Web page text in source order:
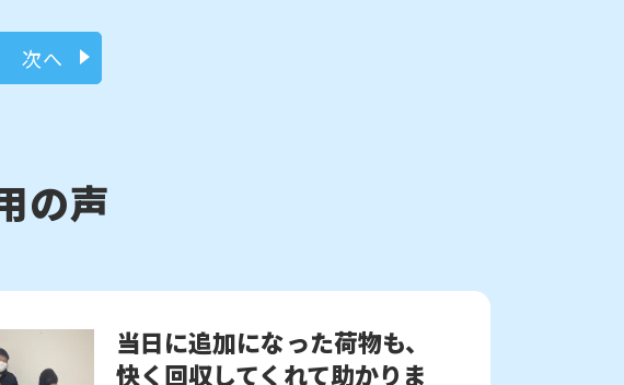
次へ
の声
当日に追加になった荷物も、
快く回収してくれて助かりま